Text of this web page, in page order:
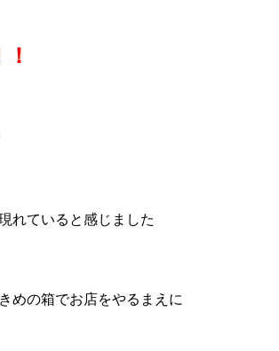
れていると感じました
めの箱でお店をやるまえに